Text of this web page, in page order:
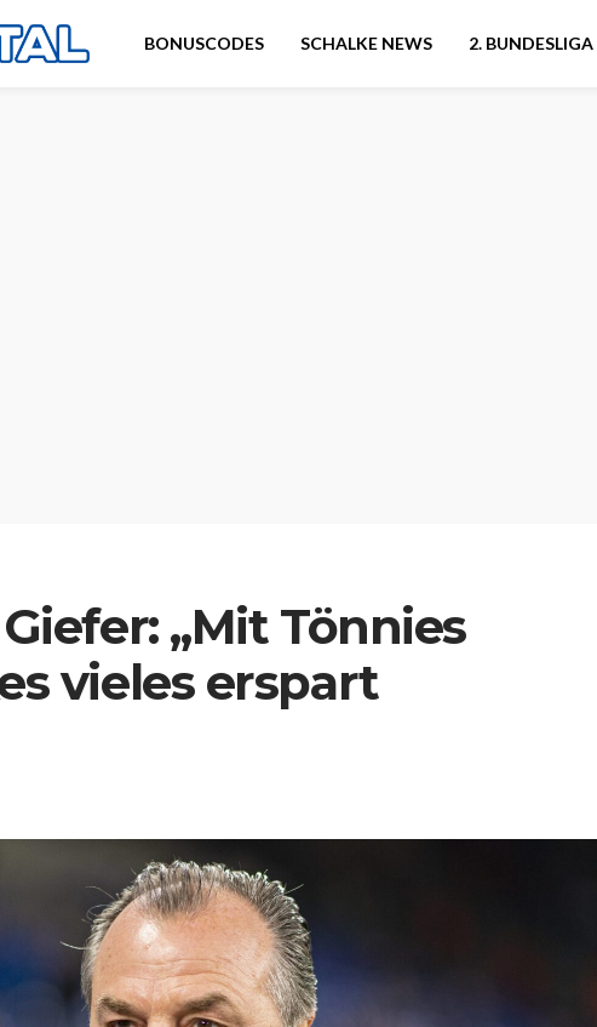
BONUSCODES SCHALKE NEWS 2. BUNDESLIGA
„Mit Tönnies
vieles erspart